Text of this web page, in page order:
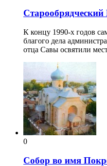
К концу 1990-х годов
благого дела
отца Савы освятили
0
Собор во имя